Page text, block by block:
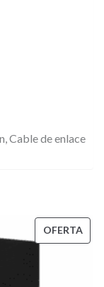
Cable de enlace
OFERTA